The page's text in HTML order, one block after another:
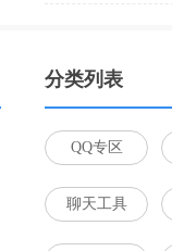
分类列表
QQ专区
聊天工具